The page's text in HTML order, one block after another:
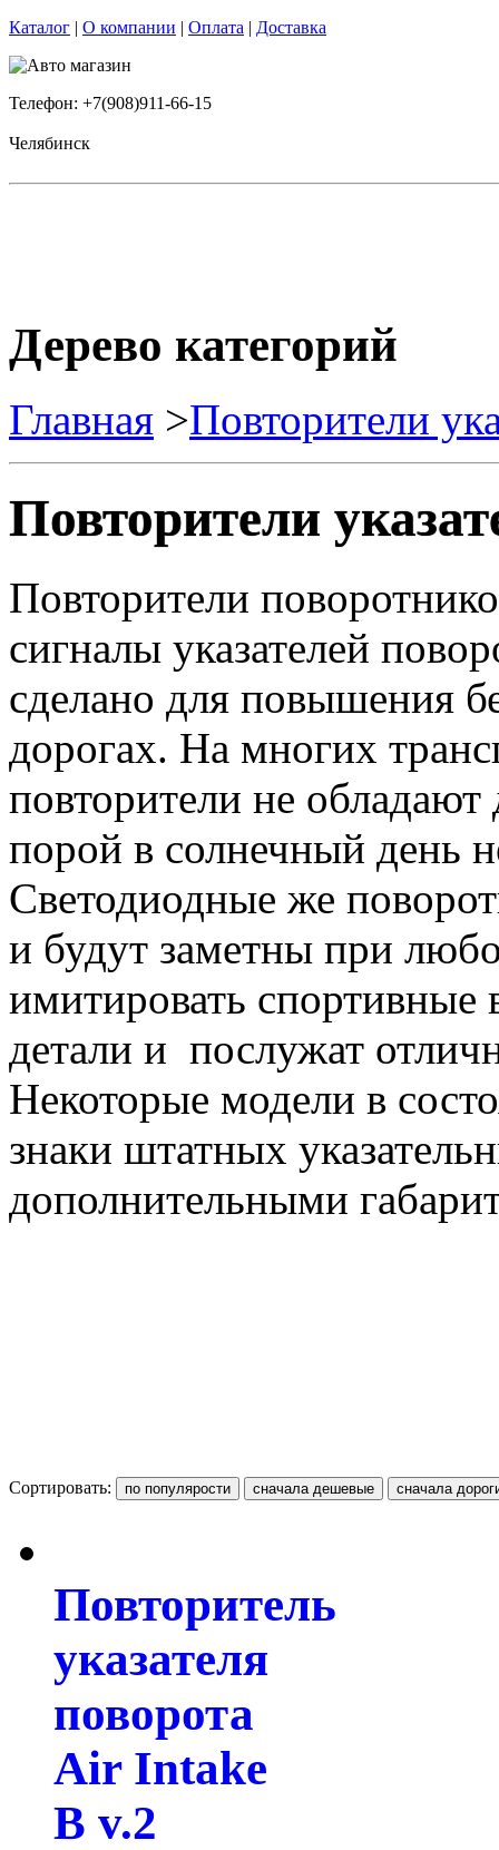
Каталог | О компании | Оплата | Доставка
Телефон: +7(908)911-66-15
Челябинск
Дерево категорий
Главная >Повторители
Повторители
Повторители
сигналы указателей
сделано для повышения
дорогах. На многих
повторители не
порой в солнечный день
Светодиодные же
и будут заметны при
имитировать спортивные
детали и послужат
Некоторые модели в
знаки штатных
дополнительными
Сортировать:
Повторитель
указателя
поворота
Air Intake
B v.2